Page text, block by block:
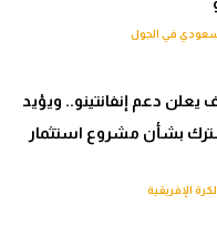
في الجول
يعلن دعم إنفانتينو.. ويؤيد
بشأن مشروع استثمار
الإفريقية